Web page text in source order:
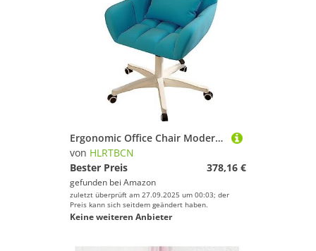
Ergonomic Office Chair Moderner 360 ° -Wremin -Schreibtischstuhl mit einstellbarer Höhe mittelgroße Roll Räder bequemer Computer -Office -Stuhl breiter Sitz für Aufgaben und Waschtischgebrauch Aqiong
von HLRTBCN
Bester Preis
378,16 €
gefunden bei Amazon
zuletzt überprüft am 27.09.2025 um 00:03; der
Preis kann sich seitdem geändert haben.
Keine weiteren Anbieter